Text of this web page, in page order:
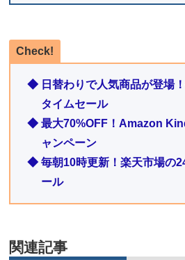
Check!
◆ 日替わりで人気商品が登場
タイムセール
◆ 最大70%OFF！Amazon
ャンペーン
◆ 毎朝10時更新！楽天市場の
ール
関連記事